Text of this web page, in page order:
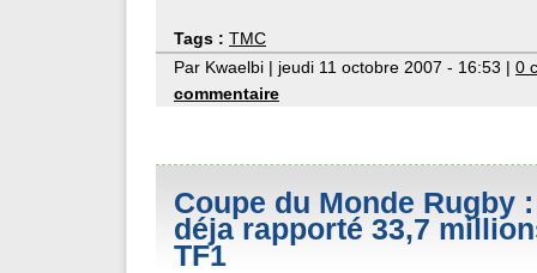
Tags : TMC
Par Kwaelbi | jeudi 11 octobre 2007 - 16:53 | 0
commentaire
Coupe du Monde Rugby
déja rapporté 33,7
TF1